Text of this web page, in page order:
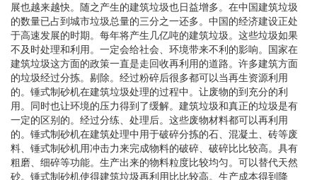
展也越来越快。随之产生的建筑垃圾也日益增多。在中国建筑垃圾
的数量已占到城市垃圾总量的三分之一还多。中国的经济建设正处
于高速发展的时期。每年将产生几亿吨的建筑垃圾。这些垃圾如果
不及时处理和利用。一定会给社会、环境带来不利的影响。国家在
建筑垃圾这方面的政策一直是走回收再利用的道路。许多建筑方面
的垃圾经过分拣。剔除。经过粉碎后很多都可以当再生资源利用
的。锤式制砂机在建筑垃圾处理的过程中。让废物的到充分的利
用。同时也让环境的压力得到了缓解。建筑垃圾和真正的垃圾是有
一定的区别的。经过分练、处理后。这些废物材料都可以再利用
的。锤式制砂机在建筑处理中用于破碎分拣的石、混凝土、砖等废
料、锤式制砂机用冲击力来完成物料的破碎、破碎比比较高。具有
粗磨、细碎等功能。生产出来的物料粒度比较均匀。可以替代天然
砂。锤式制砂机使得建筑垃圾再利用比比较高。生产成本得到降